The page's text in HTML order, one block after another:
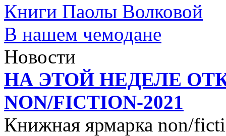
Книги Паолы Волковой
В нашем чемодане
Новости
НА ЭТОЙ НЕДЕЛЕ
NON/FICTION-2021
Книжная ярмарка non/